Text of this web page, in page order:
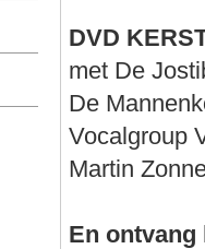
DVD
met De
De
Vocalgroup
Martin
En ontvang